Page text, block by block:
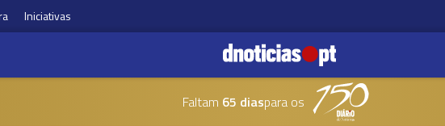
Iniciativas
Faltam 65 diaspara os